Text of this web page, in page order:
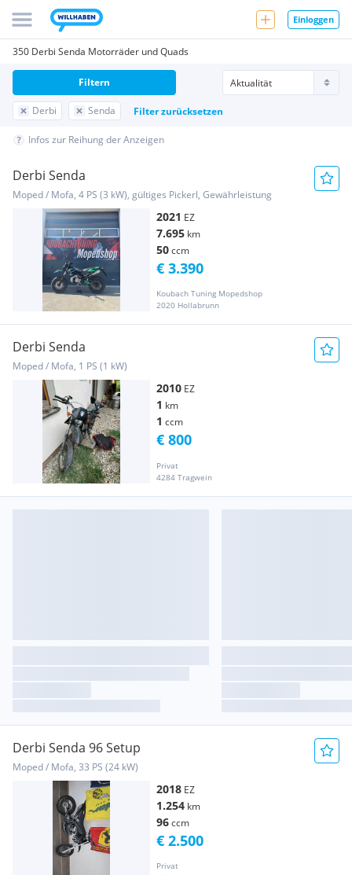
Einloggen
350 Derbi Senda Motorräder und Quads
Derbi Senda Filter zurücksetzen
Filtern
Infos zur Reihung der Anzeigen
Derbi Senda
Moped / Mofa, 4 PS (3 kW), gültiges Pickerl, Gewährleistung
2021 EZ
7.695 km
50ccm
Koubach Tuning Mopedshop
2020 Hollabrunn
€ 3.390
Derbi Senda
Moped / Mofa, 1 PS (1 kW)
2010 EZ
1 km
1 ccm
Privat
4284 Tragwein
€ 800
Derbi Senda 96 Setup
Moped / Mofa, 33 PS (24 kW)
2018 EZ
1.254 km
96ccm
Privat
€ 2.500